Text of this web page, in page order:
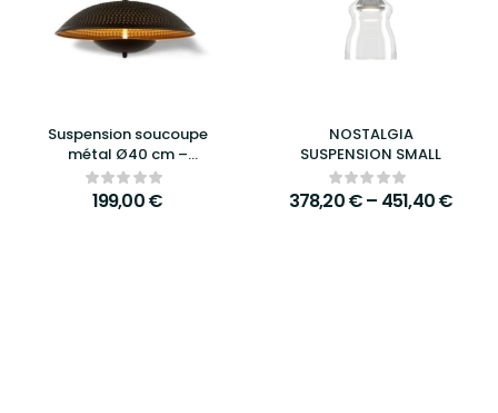
Suspension soucoupe
métal Ø40 cm –
Luminaire design
moderne ATHEZZA –
Plafonnier élégant pour
199,00€
NOSTALGIA
SUSPENSION SMALL
378,20€– 451,40€